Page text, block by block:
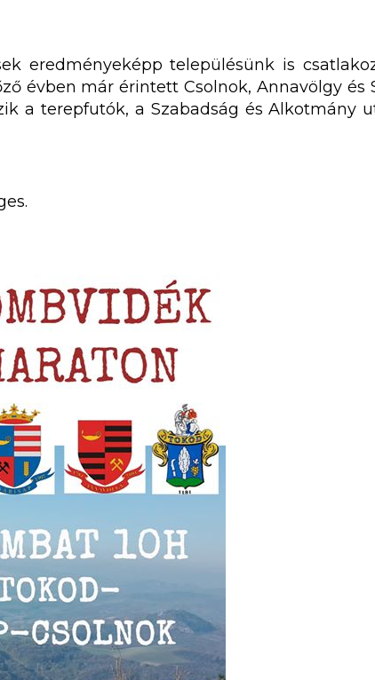
eredményeképp településünk is
évben már érintett Csolnok, Annavölgy és
a terepfutók, a Szabadság és Alkotmány